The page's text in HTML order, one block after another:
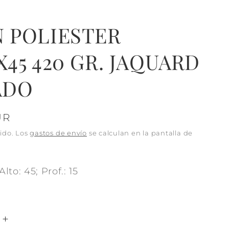
POLIESTER
420 GR. JAQUARD
Losgastos de envío se calculan en la pantalla de
45; Prof.: 15
Aumentar